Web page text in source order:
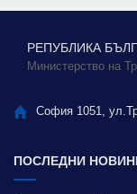
РЕПУБЛИКА
Министерство на
София 1051,
ПОСЛЕДНИ